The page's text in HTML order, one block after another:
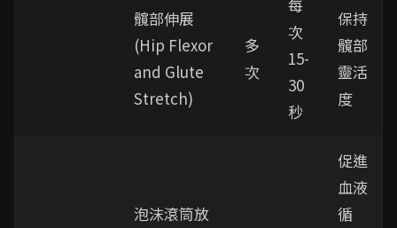
髖部伸展
(Hip Flexor
and Glute
Stretch)
多
次
每
次
15-
30
秒
保持
髖部
靈活
度
泡沫滾筒放
促進
血液
循